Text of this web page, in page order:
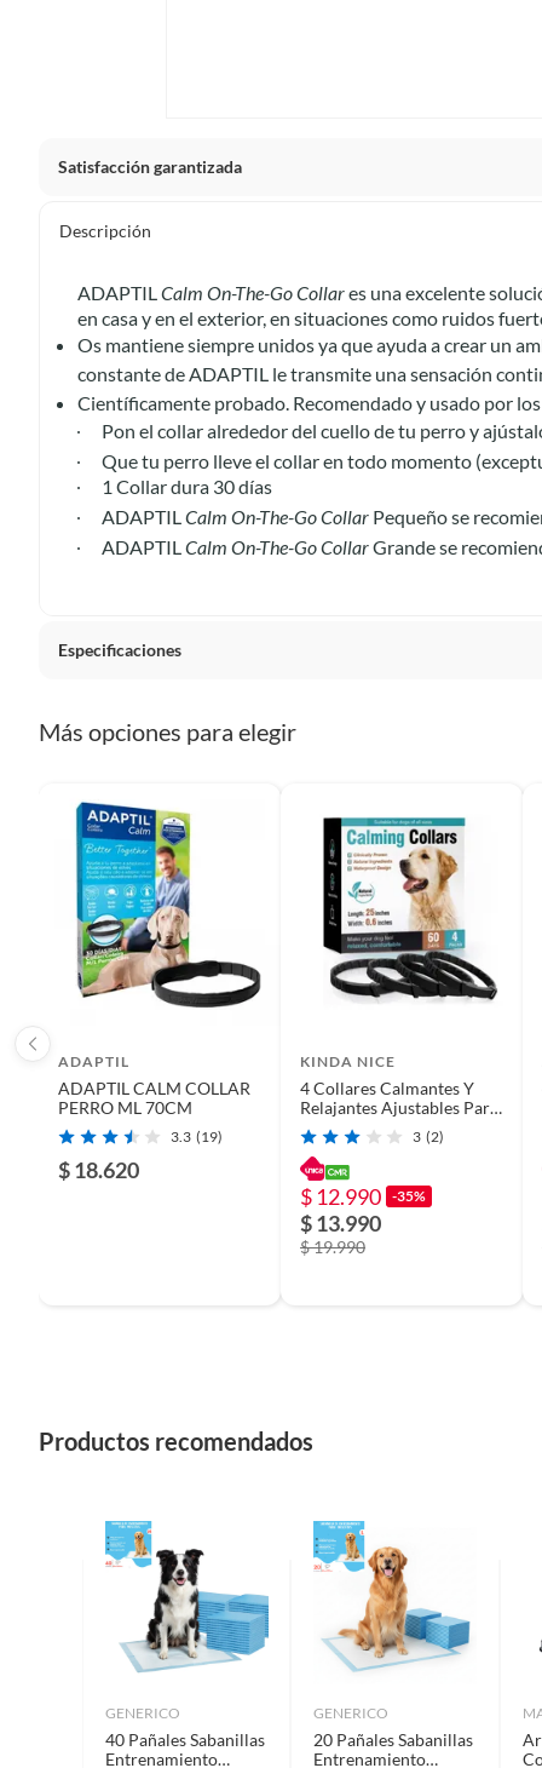
Satisfacción garantizada
Debe estar en perfecto estado, con todas sus etiquetas,
Productos que, por su naturaleza, no puedan ser devueltos,
Confeccionados a la medida.
De uso personal.
En sodimac.cl te damos30 días desde que recibes el
etiquetas y sin uso, tal como te lo entregamos.
Productos digitales que se entregan a través de una
programas para el computador.
Productos a pedido o confeccionados a medida.
Pinturas de un color a solicitud.
De uso personal.
Descripción
ADAPTIL Calm On-The-Go Collares una excelente
en casa y en el exterior, en situaciones como ruidos
Os mantiene siempre unidos ya que ayuda a crear un
constante de ADAPTIL le transmite una sensación
Científicamente probado. Recomendado y usado por
Pon el collar alrededor del cuello de tu perro y
Que tu perro lleve el collar en todo momento
1 Collar dura 30 días
ADAPTIL Calm On-The-Go Collar Pequeño se
ADAPTIL Calm On-The-Go CollarGrande se
Especificaciones
Tipo de mascota
Más opciones para elegir
ADAPTIL
ADAPTIL CALM COLLAR
PERRO ML 70CM
3.3 (19)
$ 18.620
KINDA NICE
4 Collares Calmantes Y
Relajantes Ajustables Para
Mascotas
3 (2)
$ 12.990 -35%
$ 13.990
$ 19.990
Productos recomendados
GENERICO
40 Pañales Sabanillas
Entrenamiento
GENERICO
20 Pañales Sabanillas
Entrenamiento